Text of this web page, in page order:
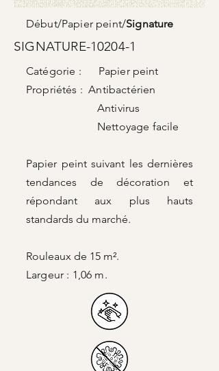
Début/Papier peint/Signature
SIGNATURE-10204-1
Catégorie : Papier peint
Propriétés : Antibactérien
Antivirus
Nettoyage facile
Papier peint suivant les dernières
tendances de décoration et
répondant aux plus hauts
standards du marché.
Rouleaux de 15 m².
Largeur : 1,06 m.